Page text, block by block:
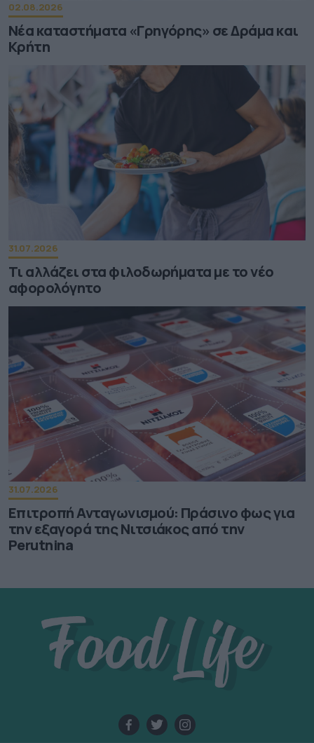
02.08.2026
Νέα καταστήματα «Γρηγόρης» σε Δράμα και
Κρήτη
31.07.2026
Τι αλλάζει στα φιλοδωρήματα με το νέο
αφορολόγητο
31.07.2026
Επιτροπή Ανταγωνισμού: Πράσινο φως για
την εξαγορά της Νιτσιάκος από την
Perutnina